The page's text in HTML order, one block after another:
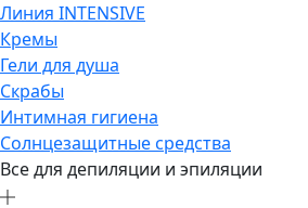
Линия INTENSIVE
Кремы
Гели для душа
Скрабы
Интимная гигиена
Солнцезащитные средства
Все для депиляции и эпиляции